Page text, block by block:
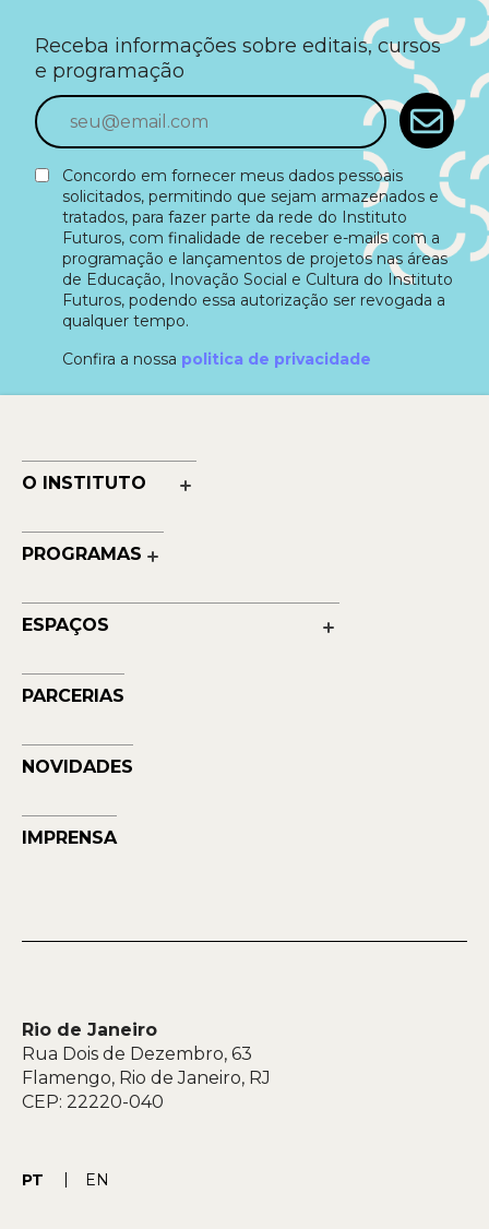
Receba informações sobre editais, cursos
e programação
Concordo em fornecer meus dados pessoais
solicitados, permitindo que sejam armazenados e
tratados, para fazer parte da rede do Instituto
Futuros, com finalidade de receber e-mails com a
programação e lançamentos de projetos nas áreas
de Educação, Inovação Social e Cultura do Instituto
Futuros, podendo essa autorização ser revogada a
qualquer tempo.
Confira a nossa politica de privacidade
O INSTITUTO
Nossos Números
Quem Faz
Contato
PROGRAMAS
Educação
ESPAÇOS
Musehum
NAVE
PARCERIAS
NOVIDADES
IMPRENSA
Rio de Janeiro
Rua Dois de Dezembro, 63
Flamengo, Rio de Janeiro, RJ
CEP: 22220-040
PT EN